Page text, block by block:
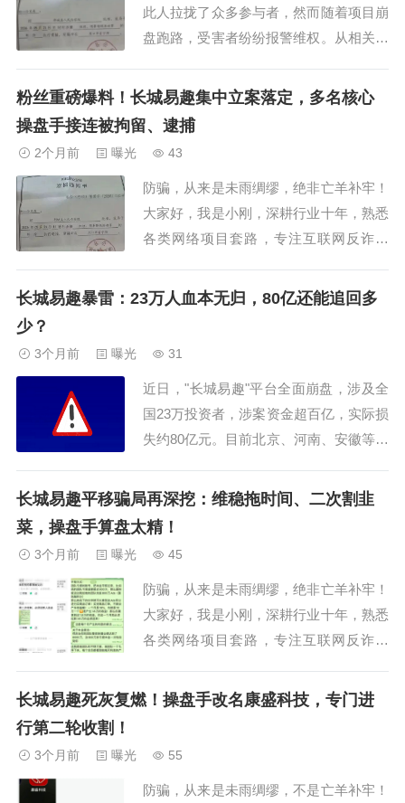
此人拉拢了众多参与者，然而随着项目崩
盘跑路，受害者纷纷报警维权。从相关通
活动罪，于 2026 年 5 月 21 日被依法执
行逮捕，现被羁押在周口市看守所。近年
来，国家对传销项目的打击力度日益加
外，...
粉丝重磅爆料！长城易趣集中立案落定，多名核心
操盘手接连被拘留、逮捕
2个月前 曝光 43
防骗，从来是未雨绸缪，绝非亡羊补牢！
大家好，我是小刚，深耕行业十年，熟悉
各类网络项目套路，专注互联网反诈科
所帮助。近期不少长城易趣受害投资人陆
拘留、逮捕文书...
长城易趣暴雷：23万人血本无归，80亿还能追回多
少？
3个月前 曝光 31
近日，"长城易趣"平台全面崩盘，涉及全
国23万投资者，涉案资金超百亿，实际损
失约80亿元。目前北京、河南、安徽等全
并不意味着资金能被追回。一、精心伪装
的"国企"外衣该平台最大的噱头就是"正部
级央企控股"...
长城易趣平移骗局再深挖：维稳拖时间、二次割韭
菜，操盘手算盘太精！
3个月前 曝光 45
防骗，从来是未雨绸缪，绝非亡羊补牢！
大家好，我是小刚，深耕行业十年，熟悉
各类网络项目套路，专注互联网反诈科
所帮助。之前我们就发过文章，跟大家提
粉丝给我发来了...
长城易趣死灰复燃！操盘手改名康盛科技，专门进
行第二轮收割！
3个月前 曝光 55
防骗，从来是未雨绸缪，不是亡羊补牢！